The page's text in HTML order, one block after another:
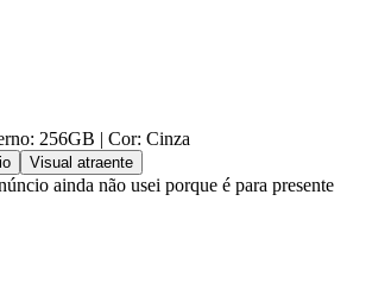
256GB | Cor: Cinza
Visual atraente
ainda não usei porque é para presente